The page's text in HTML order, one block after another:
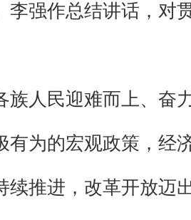
李强作总结讲话，对
族人民迎难而上、奋
有为的宏观政策，经
续推进，改革开放迈